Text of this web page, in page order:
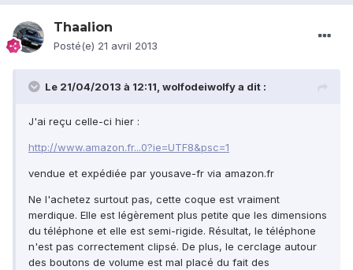
Thaalion
Posté(e) 21 avril 2013
Le 21/04/2013 à 12:11, wolfodeiwolfy a dit :
J'ai reçu celle-ci hier :
http://www.amazon.fr...0?ie=UTF8&psc=1
vendue et expédiée par yousave-fr via amazon.fr
Ne l'achetez surtout pas, cette coque est vraiment
merdique. Elle est légèrement plus petite que les dimensions
du téléphone et elle est semi-rigide. Résultat, le téléphone
n'est pas correctement clipsé. De plus, le cerclage autour
des boutons de volume est mal placé du fait des